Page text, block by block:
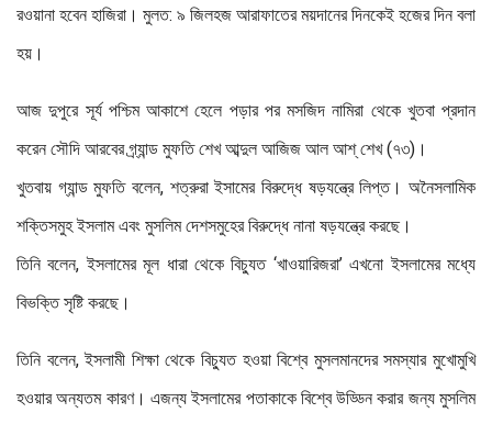
রওয়ানা হবেন হাজিরা। মুলত: ৯ জিলহজ আরাফাতের ময়দানের দিনকেই হজের দিন বলা
হয়।
আজ দুপুরে সূর্য পশ্চিম আকাশে হেলে পড়ার পর মসজিদ নামিরা থেকে খুতবা প্রদান
করেন সৌদি আরবের গ্র্যান্ড মুফতি শেখ আব্দুল আজিজ আল আশ্ শেখ (৭৩)।
খুতবায় গ্যান্ড মুফতি বলেন, শত্রুরা ইসামের বিরুদ্ধে ষড়যন্ত্রে লিপ্ত। অনৈসলামিক
শক্তিসমুহ ইসলাম এবং মুসলিম দেশসমুহের বিরুদ্ধে নানা ষড়যন্ত্রে করছে।
তিনি বলেন, ইসলামের মূল ধারা থেকে বিচ্যুত ‘খাওয়ারিজরা’ এখনো ইসলামের মধ্যে
বিভক্তি সৃষ্টি করছে।
তিনি বলেন, ইসলামী শিক্ষা থেকে বিচ্যুত হওয়া বিশ্বে মুসলমানদের সমস্যার মুখোমুখি
হওয়ার অন্যতম কারণ। এজন্য ইসলামের পতাকাকে বিশ্বে উড্ডিন করার জন্য মুসলিম